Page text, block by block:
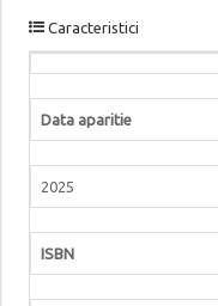
Caracteristici
Data aparitie
2025
ISBN